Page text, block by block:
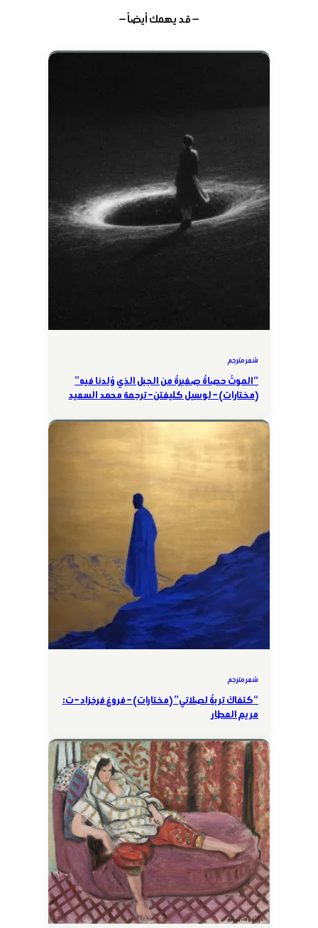
— قد يهمك أيضاً —
شعر مترجم
“الموتُ حصاةٌ صغيرةٌ من الجبل الذي وُلدنا فيه”
(مختارات) – لوسيل كليفتن – ترجمة محمد السعيد
شعر مترجم
“كتفاكَ تربةٌ لصلاتي” (مختارات) – فروغ فرخزاد – ت:
مريم العطار